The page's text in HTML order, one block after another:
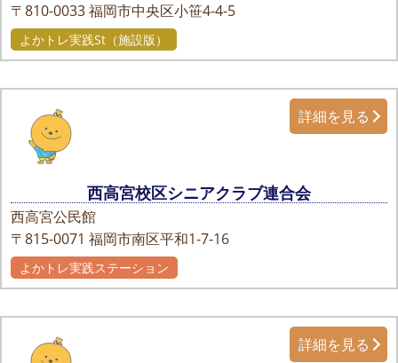
〒810-0033福岡市中央区小笹4-4-5
よかトレ実践St（施設版）
西高宮校区シニアクラブ連合会
西高宮公民館
〒815-0071 福岡市南区平和1-7-16
詳細を見る
よかトレ実践ステーション
詳細を見る